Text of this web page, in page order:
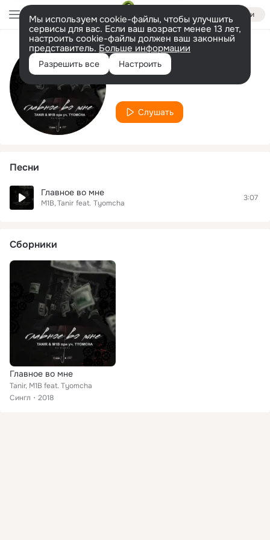
Войти
Мы используем cookie-файлы, чтобы улучшить
сервисы для вас. Если ваш возраст менее 13 лет,
настроить cookie-файлы должен ваш законный
представитель. Больше информации
Разрешить все Настроить
Исполнитель
M1B
Слушать
Песни
Главное во мне
M1B Tanir feat. Tyomcha
3:07
Сборники
Главное во мне
Tanir, M1B feat. Tyomcha
Сингл
2018